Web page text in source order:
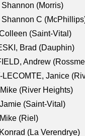
Shannon (Morris)
Shannon C
(Saint-Vital)
Brad (Dauphin)
Andrew
LECOMTE, Janice
(River Heights)
(Saint-Vital)
(Riel)
(La Verendrye)